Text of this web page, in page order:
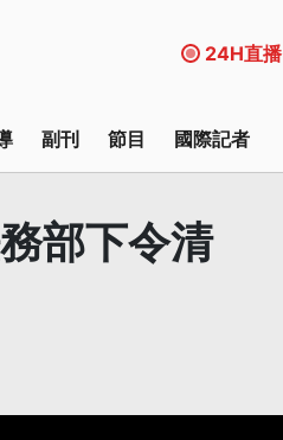
24H直播
副刊 節目 國際記者
部下令清